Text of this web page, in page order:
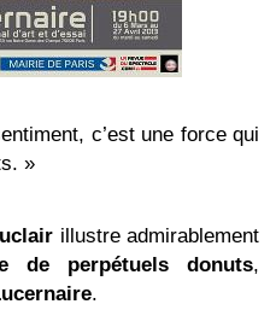
c’est une force qui
»
illustre admirablement
de perpétuels donuts,
.